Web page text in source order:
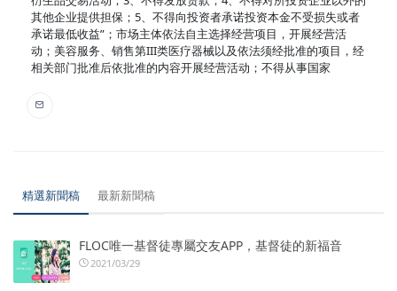
其他企业提供担保；5、不得向投资者承诺投资本金不受损失或者
承诺最低收益”；市场主体依法自主选择经营项目，开展经营活
动；美容服务、销售第III类医疗器械以及依法须经批准的项目，经
相关部门批准后依批准的内容开展经营活动；不得从事国家
精選新聞稿 最新新聞稿
FLOC唯一基督徒專屬交友APP，基督徒的新福音
2021/03/29